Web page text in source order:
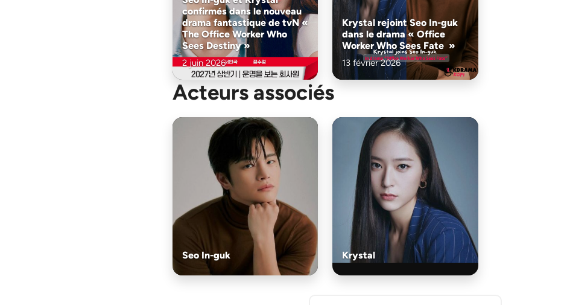
confirmés dans le nouveau
drama fantastique de tvN «
The Office Worker Who
Sees Destiny »
2 juin 2026
Krystal rejoint Seo In-guk
dans le drama « Office
Worker Who Sees Fate »
13 février 2026
Acteurs associés
Seo In-guk Krystal